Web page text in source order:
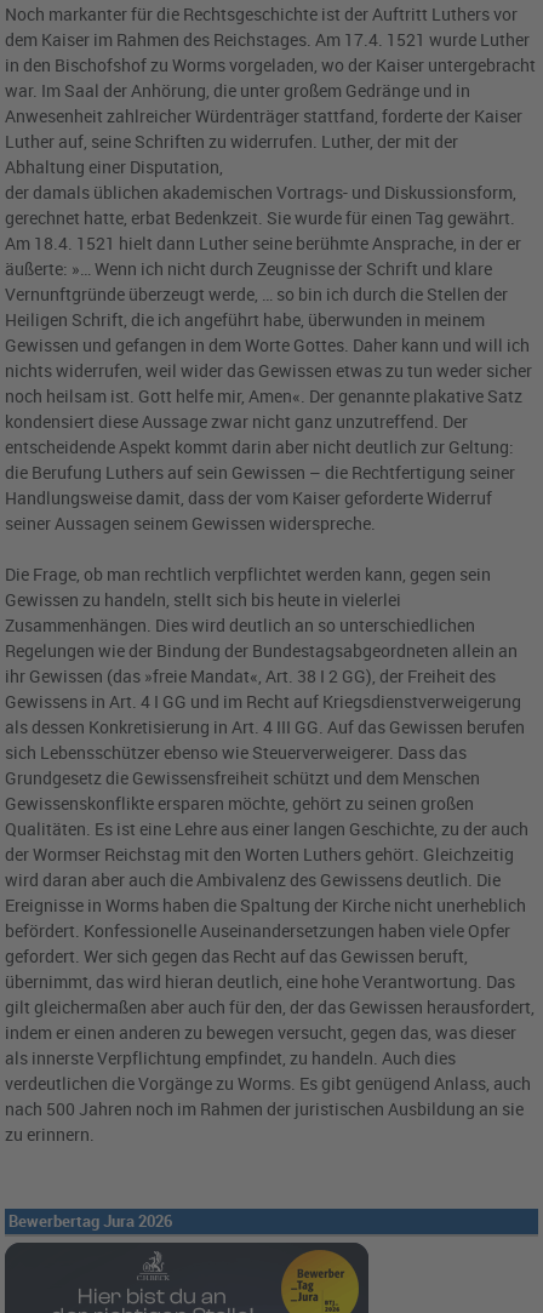
Noch markanter für die Rechtsgeschichte ist der Auftritt Luthers vor
dem Kaiser im Rahmen des Reichstages. Am 17.4. 1521 wurde Luther
in den Bischofshof zu Worms vorgeladen, wo der Kaiser untergebracht
war. Im Saal der Anhörung, die unter großem Gedränge und in
Anwesenheit zahlreicher Würdenträger stattfand, forderte der Kaiser
Luther auf, seine Schriften zu widerrufen. Luther, der mit der
Abhaltung einer Disputation,
der damals üblichen akademischen Vortrags- und Diskussionsform,
gerechnet hatte, erbat Bedenkzeit. Sie wurde für einen Tag gewährt.
Am 18.4. 1521 hielt dann Luther seine berühmte Ansprache, in der er
äußerte: »… Wenn ich nicht durch Zeugnisse der Schrift und klare
Vernunftgründe überzeugt werde, … so bin ich durch die Stellen der
Heiligen Schrift, die ich angeführt habe, überwunden in meinem
Gewissen und gefangen in dem Worte Gottes. Daher kann und will ich
nichts widerrufen, weil wider das Gewissen etwas zu tun weder sicher
noch heilsam ist. Gott helfe mir, Amen«. Der genannte plakative Satz
kondensiert diese Aussage zwar nicht ganz unzutreffend. Der
entscheidende Aspekt kommt darin aber nicht deutlich zur Geltung:
die Berufung Luthers auf sein Gewissen – die Rechtfertigung seiner
Handlungsweise damit, dass der vom Kaiser geforderte Widerruf
seiner Aussagen seinem Gewissen widerspreche.
Die Frage, ob man rechtlich verpflichtet werden kann, gegen sein
Gewissen zu handeln, stellt sich bis heute in vielerlei
Zusammenhängen. Dies wird deutlich an so unterschiedlichen
Regelungen wie der Bindung der Bundestagsabgeordneten allein an
ihr Gewissen (das »freie Mandat«, Art. 38 I 2 GG), der Freiheit des
Gewissens in Art. 4 I GG und im Recht auf Kriegsdienstverweigerung
als dessen Konkretisierung in Art. 4 III GG. Auf das Gewissen berufen
sich Lebensschützer ebenso wie Steuerverweigerer. Dass das
Grundgesetz die Gewissensfreiheit schützt und dem Menschen
Gewissenskonflikte ersparen möchte, gehört zu seinen großen
Qualitäten. Es ist eine Lehre aus einer langen Geschichte, zu der auch
der Wormser Reichstag mit den Worten Luthers gehört. Gleichzeitig
wird daran aber auch die Ambivalenz des Gewissens deutlich. Die
Ereignisse in Worms haben die Spaltung der Kirche nicht unerheblich
befördert. Konfessionelle Auseinandersetzungen haben viele Opfer
gefordert. Wer sich gegen das Recht auf das Gewissen beruft,
übernimmt, das wird hieran deutlich, eine hohe Verantwortung. Das
gilt gleichermaßen aber auch für den, der das Gewissen herausfordert,
indem er einen anderen zu bewegen versucht, gegen das, was dieser
als innerste Verpflichtung empfindet, zu handeln. Auch dies
verdeutlichen die Vorgänge zu Worms. Es gibt genügend Anlass, auch
nach 500 Jahren noch im Rahmen der juristischen Ausbildung an sie
zu erinnern.
Bewerbertag Jura 2026